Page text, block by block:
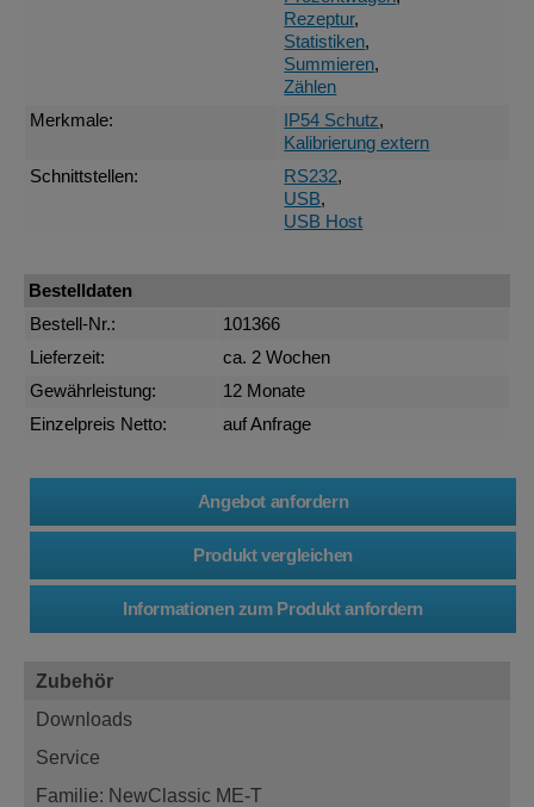
Rezeptur,
Statistiken,
Summieren,
Zählen
Merkmale:
IP54 Schutz,
Kalibrierung extern
Schnittstellen:
RS232,
USB,
USB Host
Bestelldaten
Bestell-Nr.:
101366
Lieferzeit:
ca. 2 Wochen
Gewährleistung:
12 Monate
Einzelpreis Netto:
auf Anfrage
Zubehör
Downloads
Service
Familie: NewClassic ME-T